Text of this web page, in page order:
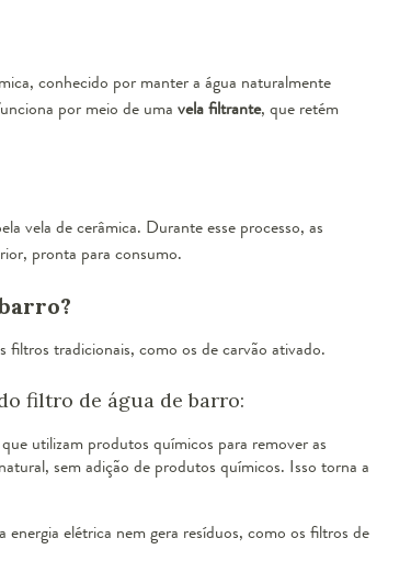
conhecido por manter a água naturalmente
por meio de uma vela filtrante, que retém
vela de cerâmica. Durante esse processo, as
pronta para consumo.
filtros tradicionais, como os de carvão ativado.
filtro de água de barro:
utilizam produtos químicos para remover as
sem adição de produtos químicos. Isso torna a
elétrica nem gera resíduos, como os filtros de